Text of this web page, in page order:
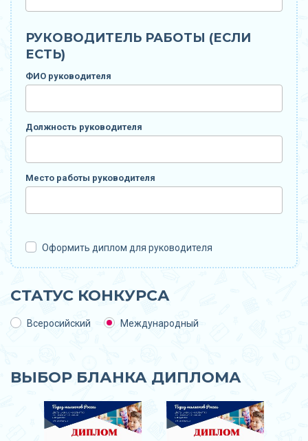
РУКОВОДИТЕЛЬ РАБОТЫ (ЕСЛИ
ЕСТЬ)
ФИО руководителя
Должность руководителя
Место работы руководителя
Оформить диплом для руководителя
СТАТУС КОНКУРСА
Всеросийский Международный
ВЫБОР БЛАНКА ДИПЛОМА